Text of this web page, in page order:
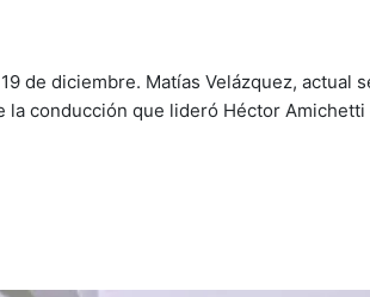
de diciembre. Matías Velázquez, actual
conducción que lideró Héctor